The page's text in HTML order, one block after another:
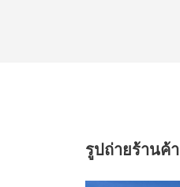
รูปถ่ายร้านค้า